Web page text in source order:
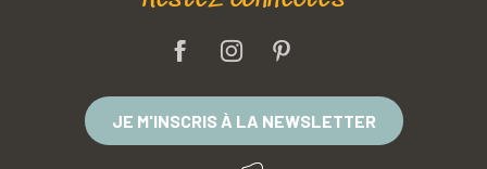
JE M'INSCRIS À LA NEWSLETTER